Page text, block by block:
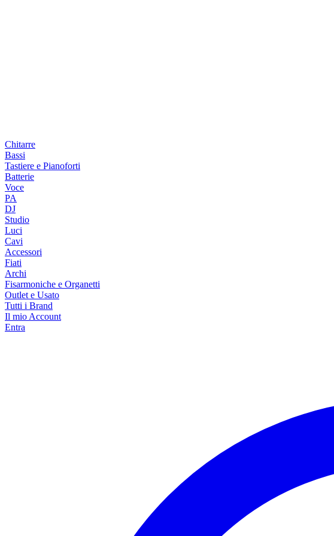
Chitarre
Bassi
Tastiere e Pianoforti
Batterie
Voce
PA
DJ
Studio
Luci
Cavi
Accessori
Fiati
Archi
Fisarmoniche e Organetti
Outlet e Usato
Tutti i Brand
Il mio Account
Entra